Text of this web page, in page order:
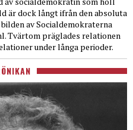
är dock långt ifrån den absoluta
av Socialdemokraterna
Tvärtom präglades relationen
under långa perioder.